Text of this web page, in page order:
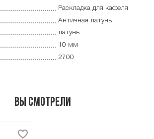
Раскладка для кафеля
Античная латунь
латунь
10 мм
2700
Вы смотрели